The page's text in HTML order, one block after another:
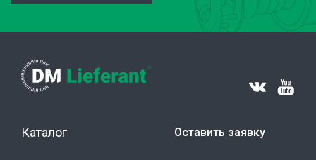
Каталог Оставить заявку